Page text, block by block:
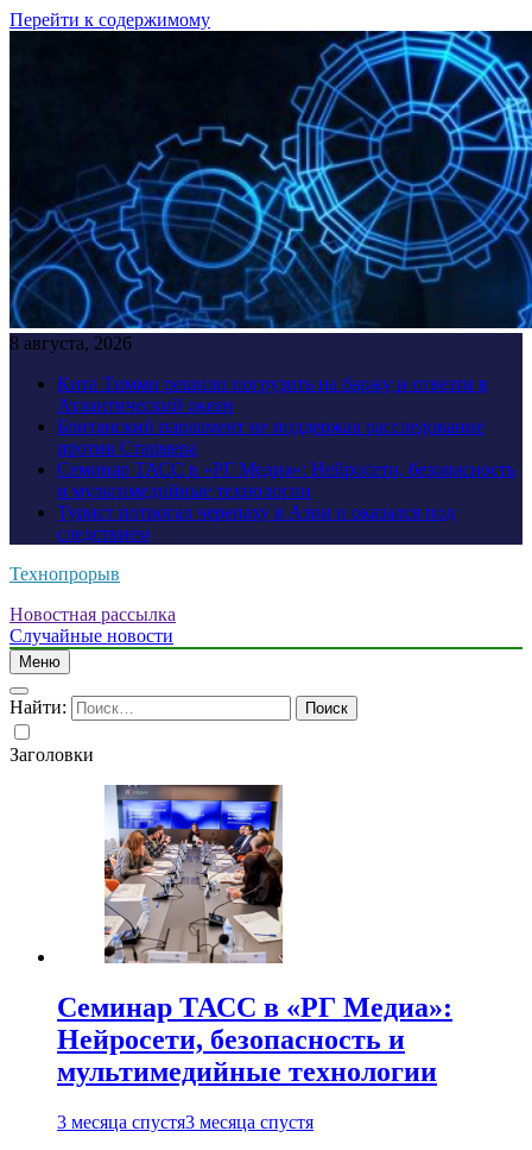
Перейти к содержимому
8 августа, 2026
Кита Тимми решили погрузить на баржу и отвезти в
Атлантический океан
Британский парламент не поддержал расследование
против Стармера
Семинар ТАСС в «РГ Медиа»: Нейросети, безопасность
и мультимедийные технологии
Турист потрогал черепаху в Азии и оказался под
следствием
Технопрорыв
Новостная рассылка
Случайные новости
Меню
Найти:
Заголовки
Семинар ТАСС в «РГ Медиа»:
Нейросети, безопасность и
мультимедийные технологии
3 месяца спустя3 месяца спустя